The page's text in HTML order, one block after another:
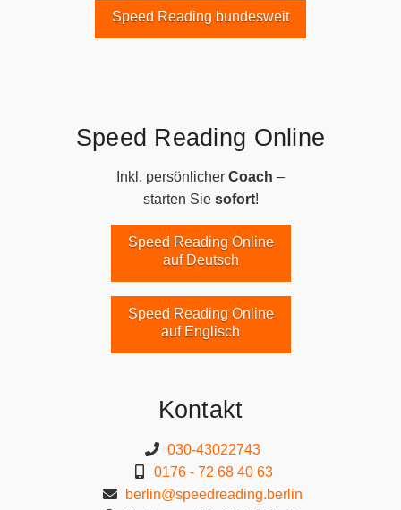
Speed Reading bundesweit
Speed Reading Online
Inkl. persönlicher Coach –
starten Sie sofort!
Speed Reading Online
auf Deutsch
Speed Reading Online
auf Englisch
Kontakt
030-43022743
0176 - 72 68 40 63
berlin@speedreading.berlin